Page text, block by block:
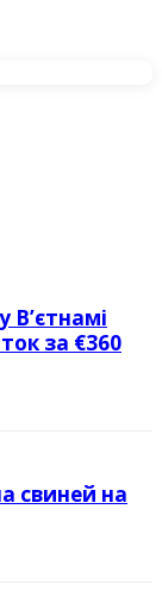
В’єтнамі
за €360
свиней на